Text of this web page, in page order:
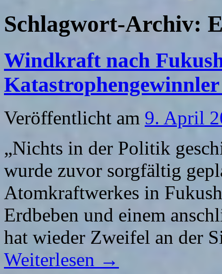
Schlagwort-Archiv:
Windkraft nach
Veröffentlicht am 9. April
„Nichts in der Politik
wurde zuvor sorgfältig
Atomkraftwerkes in
Erdbeben und einem
hat wieder Zweifel an der
Weiterlesen →